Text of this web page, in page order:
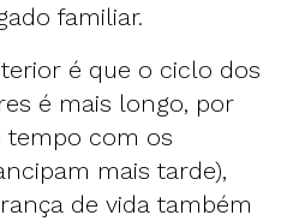
familiar.
é que o ciclo dos
é mais longo, por
tempo com os
mais tarde),
de vida também